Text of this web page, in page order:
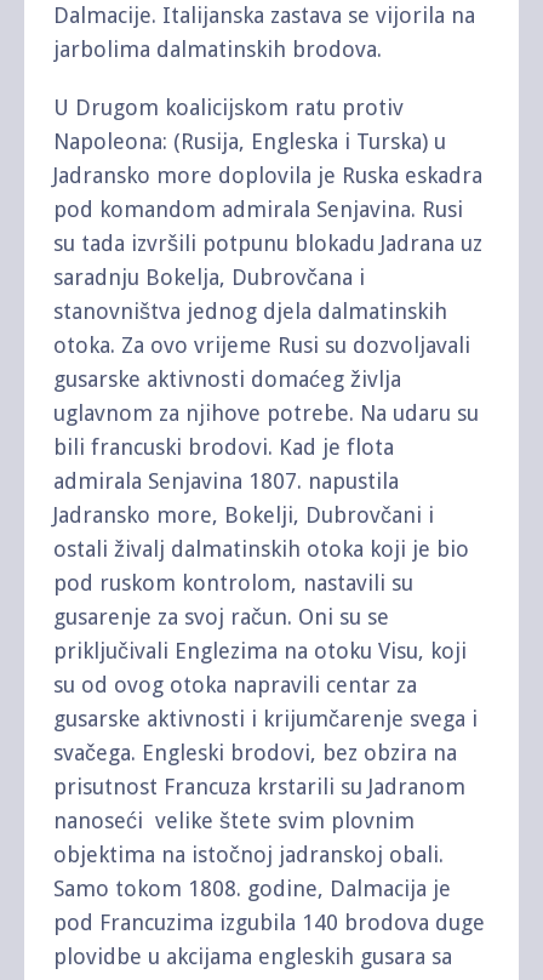
Dalmacije. Italijanska zastava se vijorila na
jarbolima dalmatinskih brodova.
U Drugom koalicijskom ratu protiv
Napoleona: (Rusija, Engleska i Turska) u
Jadransko more doplovila je Ruska eskadra
pod komandom admirala Senjavina. Rusi
su tada izvršili potpunu blokadu Jadrana uz
saradnju Bokelja, Dubrovčana i
stanovništva jednog djela dalmatinskih
otoka. Za ovo vrijeme Rusi su dozvoljavali
gusarske aktivnosti domaćeg življa
uglavnom za njihove potrebe. Na udaru su
bili francuski brodovi. Kad je flota
admirala Senjavina 1807. napustila
Jadransko more, Bokelji, Dubrovčani i
ostali živalj dalmatinskih otoka koji je bio
pod ruskom kontrolom, nastavili su
gusarenje za svoj račun. Oni su se
priključivali Englezima na otoku Visu, koji
su od ovog otoka napravili centar za
gusarske aktivnosti i krijumčarenje svega i
svačega. Engleski brodovi, bez obzira na
prisutnost Francuza krstarili su Jadranom
nanoseći velike štete svim plovnim
objektima na istočnoj jadranskoj obali.
Samo tokom 1808. godine, Dalmacija je
pod Francuzima izgubila 140 brodova duge
plovidbe u akcijama engleskih gusara sa